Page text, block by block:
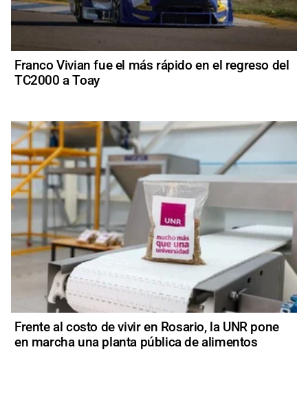
Franco Vivian fue el más rápido en el regreso del
TC2000 a Toay
Frente al costo de vivir en Rosario, la UNR pone
en marcha una planta pública de alimentos